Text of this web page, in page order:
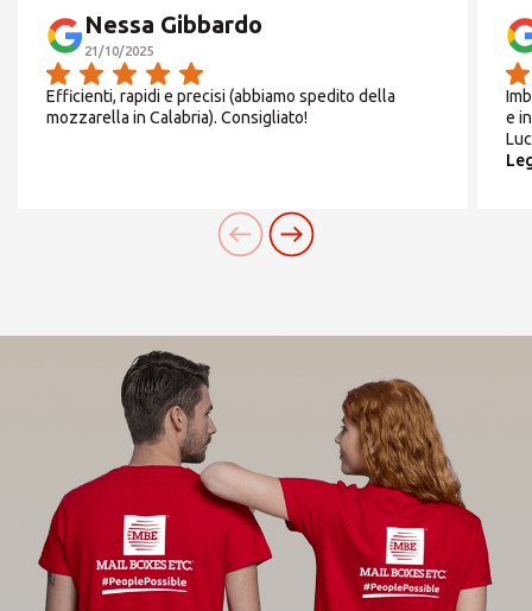
Nessa Gibbardo
21/10/2025
Efficienti, rapidi e precisi (abbiamo spedito della
mozzarella in Calabria). Consigliato!
e
CERCA
Cerchi un'alternativa?
ITALIA
città
DaLunedì
9:30 18:00
Sabato